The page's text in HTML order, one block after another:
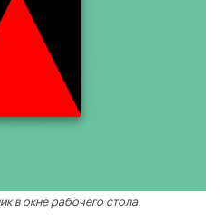
в окне рабочего стола.